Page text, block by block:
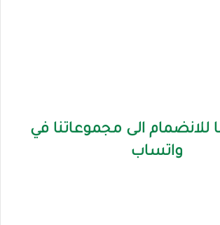
الى مجموعاتنا في
واتساب